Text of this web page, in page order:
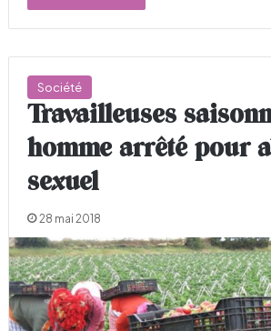
Société
Travailleuses
homme arrêté pour
sexuel
28 mai 2018